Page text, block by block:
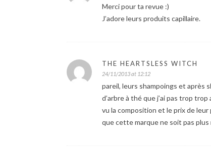
Merci pour ta revue :)
J’adore leurs produits capillaire.
THE HEARTSLESS WITCH
24/11/2013 at 12:12
pareil, leurs shampoings et après
d’arbre à thé que j’ai pas trop trop
vu la composition et le prix de
que cette marque ne soit pas